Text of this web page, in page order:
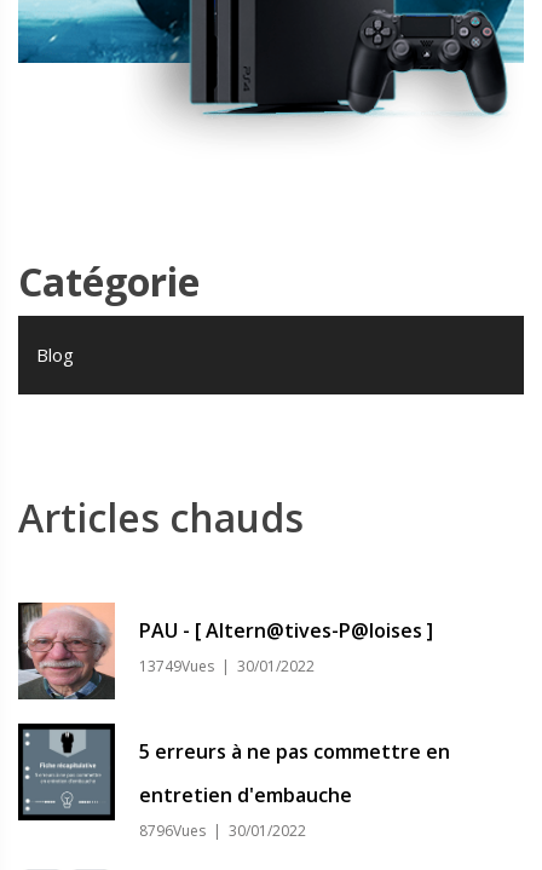
Catégorie
Blog
Articles chauds
PAU - [ Altern@tives-P@loises ]
13749Vues | 30/01/2022
5 erreurs à ne pas commettre en
entretien d'embauche
8796Vues | 30/01/2022